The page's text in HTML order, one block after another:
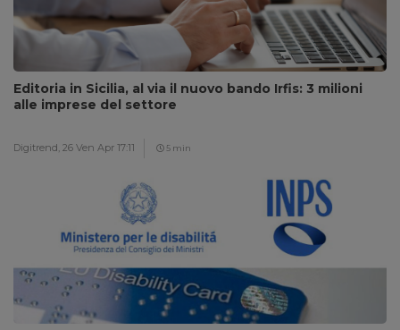
Editoria in Sicilia, al via il nuovo bando Irfis: 3 milioni
alle imprese del settore
Digitrend, 26 Ven Apr 17:11 5 min